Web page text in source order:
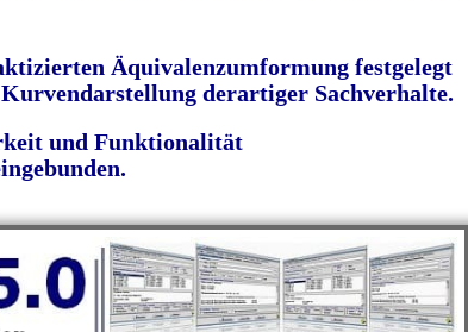
Äquivalenzumformung festgelegt
derartiger Sachverhalte.
und Funktionalität
.